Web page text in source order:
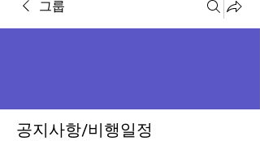
그룹
공지사항/비행일정